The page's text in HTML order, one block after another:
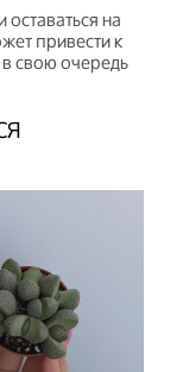
на
привести к
свою очередь